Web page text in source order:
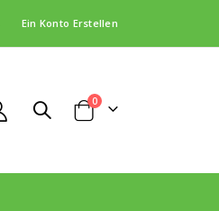
Ein Konto Erstellen
Cart
0Artikel